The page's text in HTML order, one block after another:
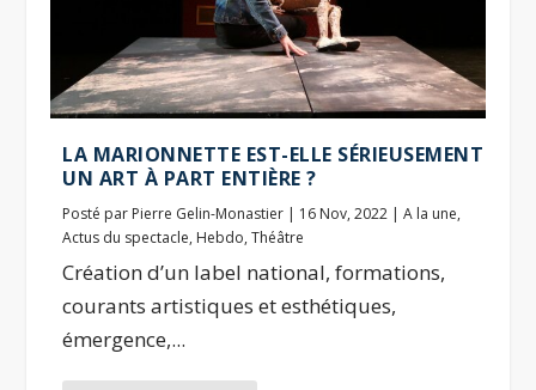
LA MARIONNETTE EST-ELLE SÉRIEUSEMENT
UN ART À PART ENTIÈRE ?
Posté par Pierre Gelin-Monastier | 16 Nov, 2022 |A la une,
Actus du spectacle, Hebdo,Théâtre
Création d’un label national, formations,
courants artistiques et esthétiques,
émergence,...